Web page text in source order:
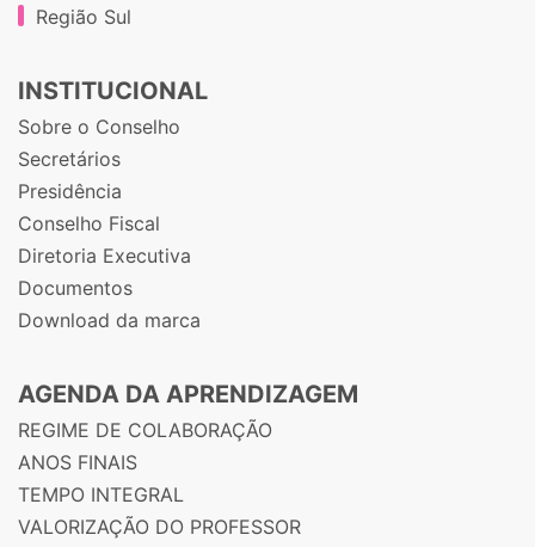
Região Sul
INSTITUCIONAL
Sobre o Conselho
Secretários
Presidência
Conselho Fiscal
Diretoria Executiva
Documentos
Download da marca
AGENDA DA APRENDIZAGEM
REGIME DE COLABORAÇÃO
ANOS FINAIS
TEMPO INTEGRAL
VALORIZAÇÃO DO PROFESSOR